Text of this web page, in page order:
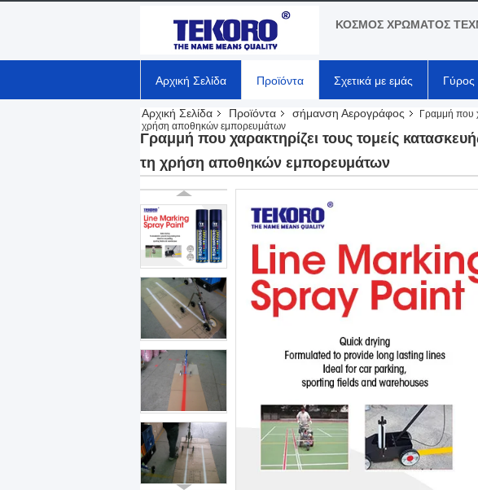
ΚΟΣΜΟΣ ΧΡΩΜΑΤΟΣ
Αρχική Σελίδα Προϊόντα Σχετικά με εμάς Γύρος
Αρχική Σελίδα Προϊόντα σήμανση Αερογράφος
Γραμμή που
χρήση αποθηκών εμπορευμάτων
Γραμμή που χαρακτηρίζει τους τομείς
τη χρήση αποθηκών εμπορευμάτων